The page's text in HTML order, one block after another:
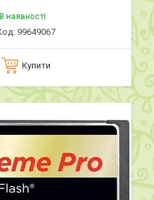
В наявності
99649067
Купити